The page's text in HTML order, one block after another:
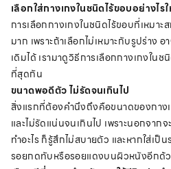
เลือกใส่กางเกงในชนิดไร้ขอบอย่างไ
การเลือกกางเกงในชนิดไร้ขอบที่เหมา
มาก เพราะถ้าเลือกไม่เหมาะกับรูปร่าง
เดิมได้ เรามาดูวิธีการเลือกกางเกงใน
ที่สุดกัน
ขนาดพอดีตัว ไม่รัดจนเกินไป
สิ่งแรกที่ต้องคำนึงถึงคือขนาดของกาง
และไม่รัดแน่นจนเกินไป เพราะนอกจาก
ทำอะไร ก็รู้สึกไม่สบายตัว และหากใส่เป็น
รอยกดทับหรือรอยแดงบนผิวหนังอีกด้